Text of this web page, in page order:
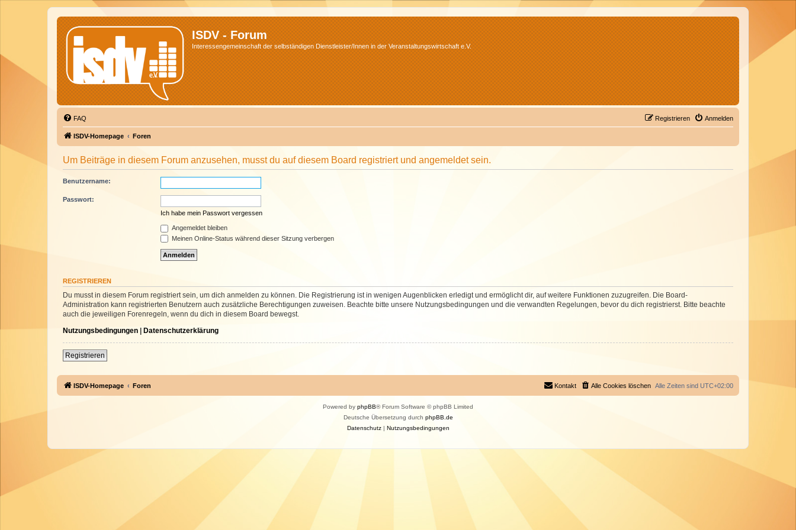
ISDV - Forum
Interessengemeinschaft der selbständigen Dienstleister/Innen in der Veranstaltungswirtschaft e.V.
FAQ Anmelden
Registrieren
ISDV-Homepage Foren
Um Beiträge in diesem Forum anzusehen, musst du auf diesem Board registriert und angemeldet sein.
Benutzername:
Passwort:
Ich habe mein Passwort vergessen
Angemeldet bleiben
Meinen Online-Status während dieser Sitzung verbergen
REGISTRIEREN
Du musst in diesem Forum registriert sein, um dich anmelden zu können. Die Registrierung ist in wenigen Augenblicken erledigt und ermöglicht dir, auf weitere Funktionen zuzugreifen. Die Board-
Administration kann registrierten Benutzern auch zusätzliche Berechtigungen zuweisen. Beachte bitte unsere Nutzungsbedingungen und die verwandten Regelungen, bevor du dich registrierst. Bitte beachte
auch die jeweiligen Forenregeln, wenn du dich in diesem Board bewegst.
Nutzungsbedingungen | Datenschutzerklärung
Registrieren
ISDV-Homepage Foren Alle Zeiten sind UTC+02:00
Alle Cookies löschen
Kontakt
Powered by phpBB® Forum Software © phpBB Limited
Deutsche Übersetzung durch phpBB.de
Datenschutz| Nutzungsbedingungen